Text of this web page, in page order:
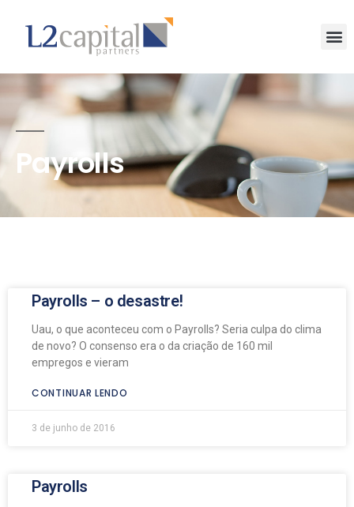
Payrolls
Payrolls – o desastre!
Uau, o que aconteceu com o Payrolls? Seria culpa do clima
de novo? O consenso era o da criação de 160 mil
empregos e vieram
CONTINUAR LENDO
3 de junho de 2016
Payrolls